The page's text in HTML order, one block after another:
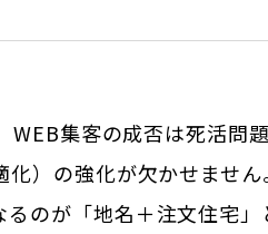
集客の成否は死活問
）の強化が欠かせません
のが「地名＋注文住宅